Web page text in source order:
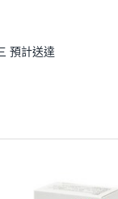
預計送達